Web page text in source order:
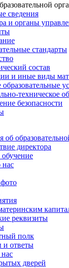
сведения
и органы
стандарты
состав
и иные виды
техническое
безопасности
об
директора
нас
реквизиты
полк
и ответы
дверей